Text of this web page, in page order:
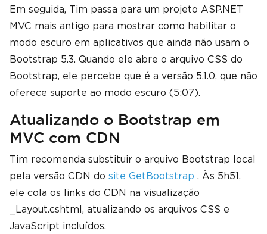
Em seguida, Tim passa para um projeto ASP.NET
MVC mais antigo para mostrar como habilitar o
modo escuro em aplicativos que ainda não usam o
Bootstrap 5.3. Quando ele abre o arquivo CSS do
Bootstrap, ele percebe que é a versão 5.1.0, que não
oferece suporte ao modo escuro (5:07).
Atualizando o Bootstrap em
MVC com CDN
Tim recomenda substituir o arquivo Bootstrap local
pela versão CDN do site GetBootstrap . Às 5h51,
ele cola os links do CDN na visualização
_Layout.cshtml, atualizando os arquivos CSS e
JavaScript incluídos.